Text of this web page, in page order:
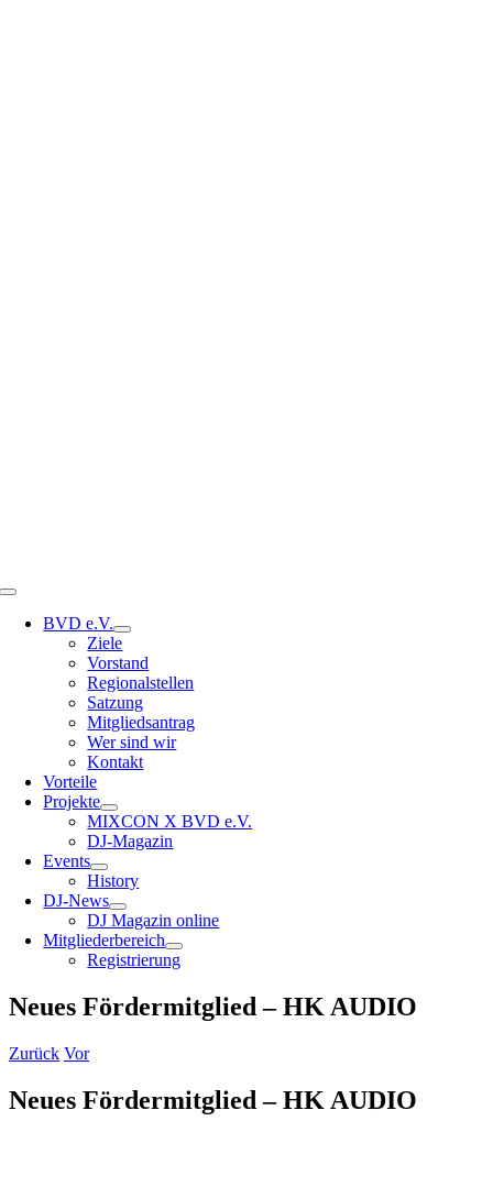
Toggle
NavigationBVD e.V.
Ziele
Vorstand
Regionalstellen
Satzung
Mitgliedsantrag
Wer sind wir
Kontakt
Vorteile
Projekte
MIXCON X BVD e.V.
DJ-Magazin
Events
History
DJ-News
DJ Magazin online
Mitgliederbereich
Registrierung
Neues Fördermitglied – HK AUDIO
Zurück Vor
Neues Fördermitglied – HK AUDIO